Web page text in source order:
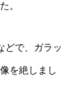
。
どで、ガラッ
を絶しまし